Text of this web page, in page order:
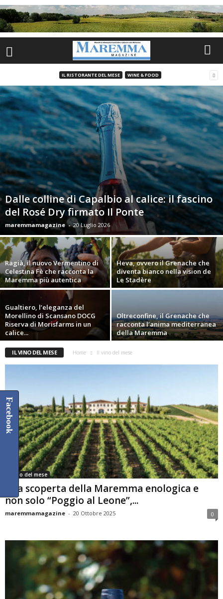
IL RISTORANTE DEL MESE WINE & FOOD
Dalle colline di Capalbio al calice: il fascino
del Rosé Dry firmato Il Ponte
maremmamagazine - 20 Luglio 2026
Ragià, il nuovo Vermentino di
Celestina Fè che racconta la
Maremma più autentica
Heva, ovvero il Grenache che
diventa bianco nella vision de
Le Stadère
Gualtiero, l’eleganza del
Morellino di Scansano DOCG
Riserva di Morisfarms in un
calice...
Oltreconfine, il Grenache che
racconta l’anima mediterranea
della Maremma
IL VINO DEL MESE Home Il vino del mese
Il vino del mese
Alla scoperta della Maremma enologica e
non solo “Poggio al Leone”,...
maremmamagazine - 20 Ottobre 2025 0
Facebook